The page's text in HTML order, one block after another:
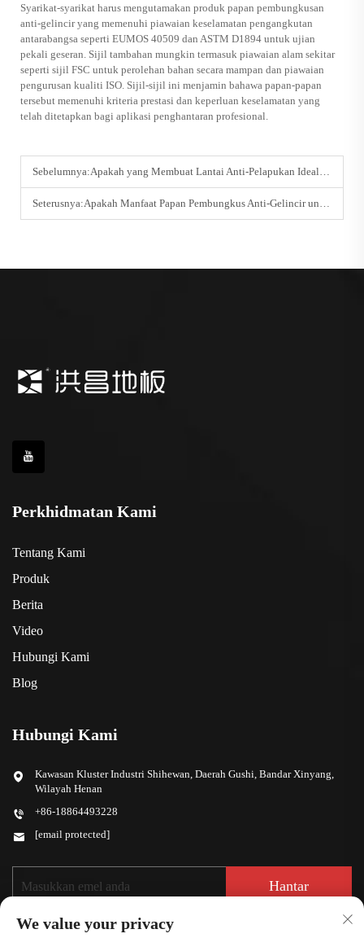
Syarikat-syarikat harus mengutamakan produk papan pembungkusan
anti-gelincir yang memenuhi piawaian keselamatan pengangkutan
antarabangsa seperti EUMOS 40509 dan ASTM D1894 untuk ujian
pekali geseran. Sijil tambahan mungkin termasuk piawaian alam sekitar
seperti sijil FSC untuk perolehan bahan secara mampan dan piawaian
pengurusan kualiti ISO. Sijil-sijil ini menjamin bahawa papan-papan
tersebut memenuhi kriteria prestasi dan keperluan keselamatan yang
telah ditetapkan bagi aplikasi penghantaran profesional.
Sebelumnya:Apakah yang Membuat Lantai Anti-Pelapukan Ideal untuk Persekitaran yang Keras?
Seterusnya:Apakah Manfaat Papan Pembungkus Anti-Gelincir untuk Pembungkusan Eksport
Perkhidmatan Kami
Tentang Kami
Produk
Berita
Video
Hubungi Kami
Blog
Hubungi Kami
Kawasan Kluster Industri Shihewan, Daerah Gushi, Bandar Xinyang,
Wilayah Henan
+86-18864493228
[email protected]
Hantar
We value your privacy